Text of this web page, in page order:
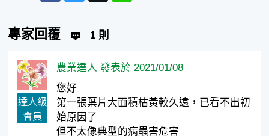
專家回覆 1 則
達人級
會員
農業達人 發表於 2021/01/08
您好
第一張葉片大面積枯黃較久遠，已看不出初
始原因了
但不太像典型的病蟲害危害